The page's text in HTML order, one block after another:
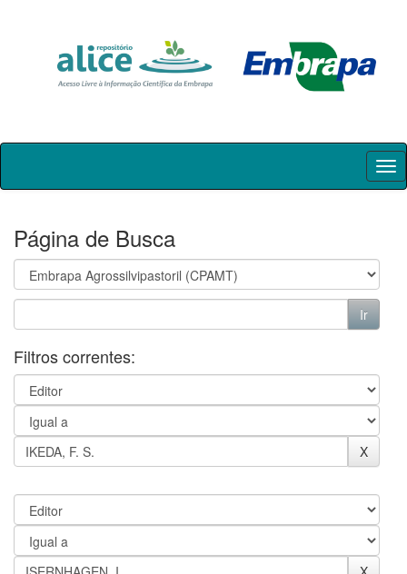
Skip
Página de Busca
Filtros correntes: